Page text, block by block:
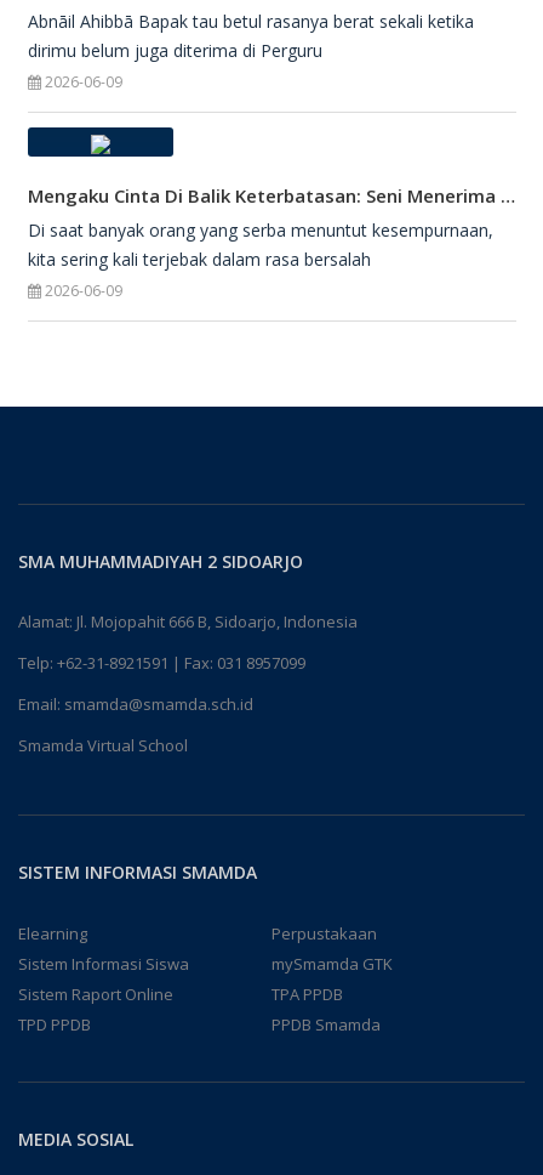
Abnāil Ahibbā Bapak tau betul rasanya berat sekali ketika
dirimu belum juga diterima di Perguru
2026-06-09
Mengaku Cinta Di Balik Keterbatasan: Seni Menerima Diri Di Hadapan Ilahi
Di saat banyak orang yang serba menuntut kesempurnaan,
kita sering kali terjebak dalam rasa bersalah
2026-06-09
SMA MUHAMMADIYAH 2 SIDOARJO
Alamat: Jl. Mojopahit 666 B, Sidoarjo, Indonesia
Telp: +62-31-8921591 | Fax: 031 8957099
Email: smamda@smamda.sch.id
Smamda Virtual School
SISTEM INFORMASI SMAMDA
Elearning
Perpustakaan
Sistem Informasi Siswa
mySmamda GTK
Sistem Raport Online
TPA PPDB
TPD PPDB
PPDB Smamda
MEDIA SOSIAL